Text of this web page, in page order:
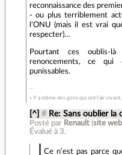
reconnaissance des
- ou plus terriblement
l’ONU (mais il est vrai
respecter)…
Pourtant ces oublis-
renoncements, ce qui
punissables.
« Y a même des gens qui ont l’air
[^] # Re: Sans oublier la
Posté par Renault(site
Évalué à 3.
Ce n’est pas parce